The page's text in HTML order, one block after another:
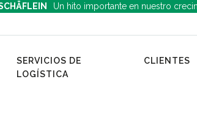
Un hito importante en nuestro
SERVICIOS DE
LOGÍSTICA
CLIENTES